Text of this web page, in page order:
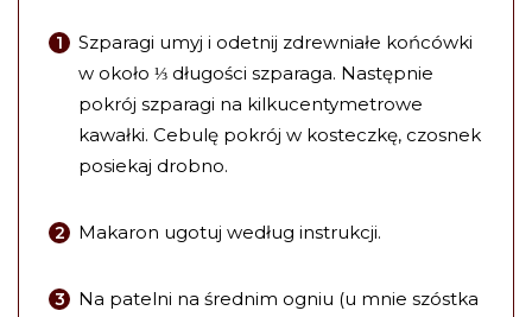
Szparagi umyj i odetnij zdrewniałe końcówki
w około ⅓ długości szparaga. Następnie
pokrój szparagi na kilkucentymetrowe
kawałki. Cebulę pokrój w kosteczkę, czosnek
posiekaj drobno.
Makaron ugotuj według instrukcji.
Na patelni na średnim ogniu (u mnie szóstka